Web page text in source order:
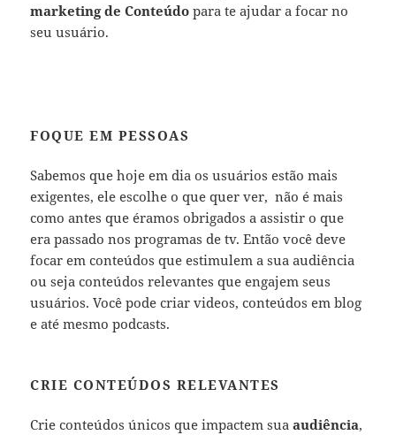
marketing de Conteúdo para te ajudar a focar no
seu usuário.
FOQUE EM PESSOAS
Sabemos que hoje em dia os usuários estão mais
exigentes, ele escolhe o que quer ver, não é mais
como antes que éramos obrigados a assistir o que
era passado nos programas de tv. Então você deve
focar em conteúdos que estimulem a sua audiência
ou seja conteúdos relevantes que engajem seus
usuários.Você pode criar videos, conteúdos em blog
e até mesmo podcasts.
CRIE CONTEÚDOS RELEVANTES
Crie conteúdos únicos que impactem suaaudiência,